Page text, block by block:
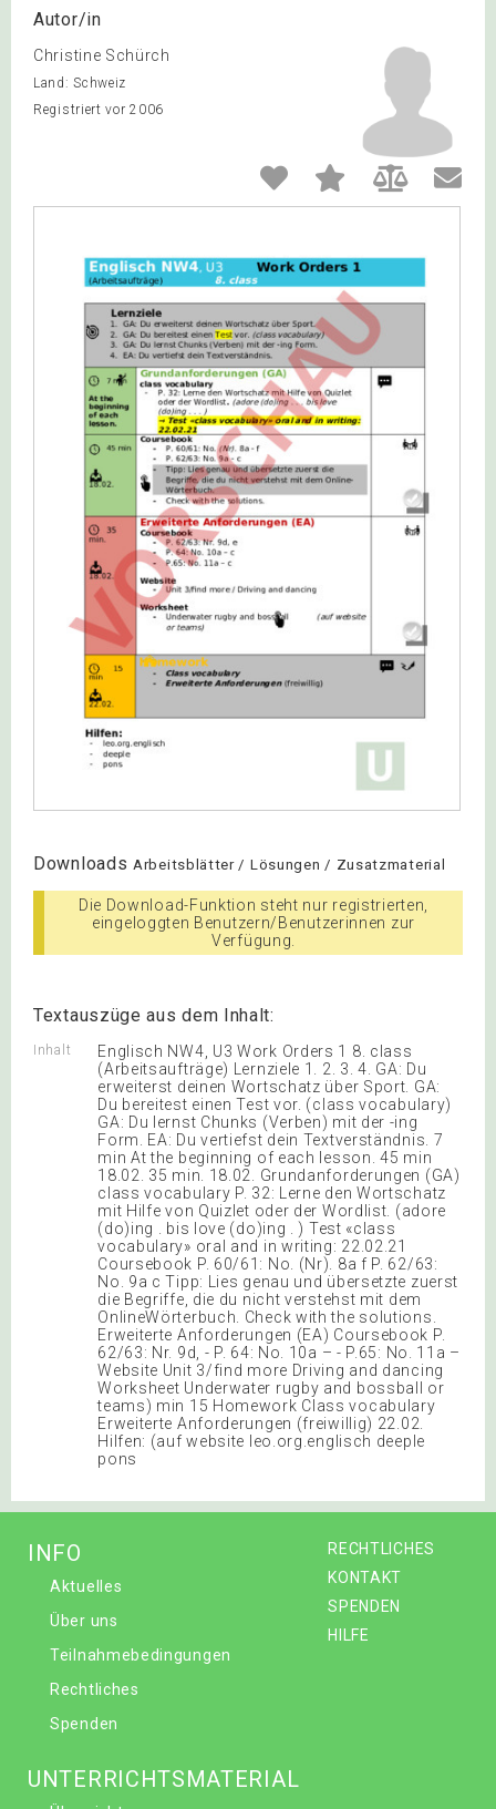
Autor/in
Christine Schürch
Land: Schweiz
Registriert vor 2006
Downloads Arbeitsblätter / Lösungen / Zusatzmaterial
Die Download-Funktion steht nur registrierten,
eingeloggten Benutzern/Benutzerinnen zur
Verfügung.
Textauszüge aus dem Inhalt:
Inhalt
Englisch NW4, U3 Work Orders 1 8. class
(Arbeitsaufträge) Lernziele 1. 2. 3. 4. GA: Du
erweiterst deinen Wortschatz über Sport. GA:
Du bereitest einen Test vor. (class vocabulary)
GA: Du lernst Chunks (Verben) mit der -ing
Form. EA: Du vertiefst dein Textverständnis. 7
min At the beginning of each lesson. 45 min
18.02. 35 min. 18.02. Grundanforderungen (GA)
class vocabulary P. 32: Lerne den Wortschatz
mit Hilfe von Quizlet oder der Wordlist. (adore
(do)ing . bis love (do)ing . ) Test «class
vocabulary» oral and in writing: 22.02.21
Coursebook P. 60/61: No. (Nr). 8a f P. 62/63:
No. 9a c Tipp: Lies genau und übersetzte zuerst
die Begriffe, die du nicht verstehst mit dem
OnlineWörterbuch. Check with the solutions.
Erweiterte Anforderungen (EA) Coursebook P.
62/63: Nr. 9d, - P. 64: No. 10a – - P.65: No. 11a –
Website Unit 3/find more Driving and dancing
Worksheet Underwater rugby and bossball or
teams) min 15 Homework Class vocabulary
Erweiterte Anforderungen (freiwillig) 22.02.
Hilfen: (auf website leo.org.englisch deeple
pons
RECHTLICHES
KONTAKT
SPENDEN
HILFE
INFO
Aktuelles
Über uns
Teilnahmebedingungen
Rechtliches
Spenden
UNTERRICHTSMATERIAL